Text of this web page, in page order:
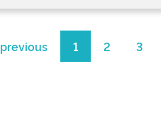
previous 1 2 3